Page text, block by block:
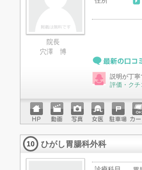
院長
穴澤 博
最新の口コミ
説明が丁寧
評価・クチ
ホーム
ページ
動画 写真 女医 駐車場ク
ッ
10 ひがし胃腸科外科